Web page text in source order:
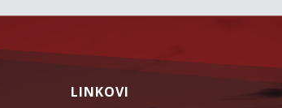
LINKOVI